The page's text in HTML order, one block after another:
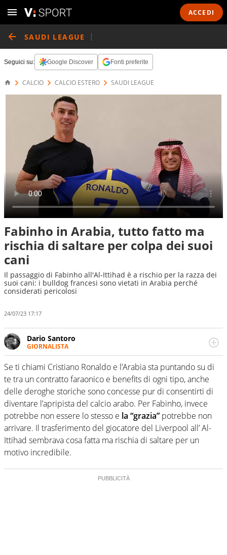
ACCEDI
SAUDI LEAGUE
Seguici su: Google Discover Fonti preferite
CALCIO CALCIO ESTERO SAUDI LEAGUE
Fabinho in Arabia, tutto fatto ma
rischia di saltare per colpa dei suoi
cani
Il passaggio di Fabinho all'Al-Ittihad è a rischio per la razza dei
suoi cani: i bulldog francesi sono vietati in Arabia perché
considerati pericolosi
24/07/23 17:17
Dario Santoro
GIORNALISTA
Scrive, commenta, racconta lo sport in tutte le
sfaccettature. Tocca l'apice quando ha modo di
concentrarsi sulle interviste ai grandi protagonisti
Se ti chiami Cristiano Ronaldo e l’Arabia sta puntando su di
te tra un contratto faraonico e benefits di ogni tipo, anche
delle deroghe storiche sono concesse pur di consentirti di
diventare l’apripista del calcio arabo. Per Fabinho, invece
potrebbe non essere lo stesso e la “grazia” potrebbe non
arrivare. Il trasferimento del giocatore del Liverpool all’ Al-
Ittihad sembrava cosa fatta ma rischia di saltare per un
motivo incredibile.